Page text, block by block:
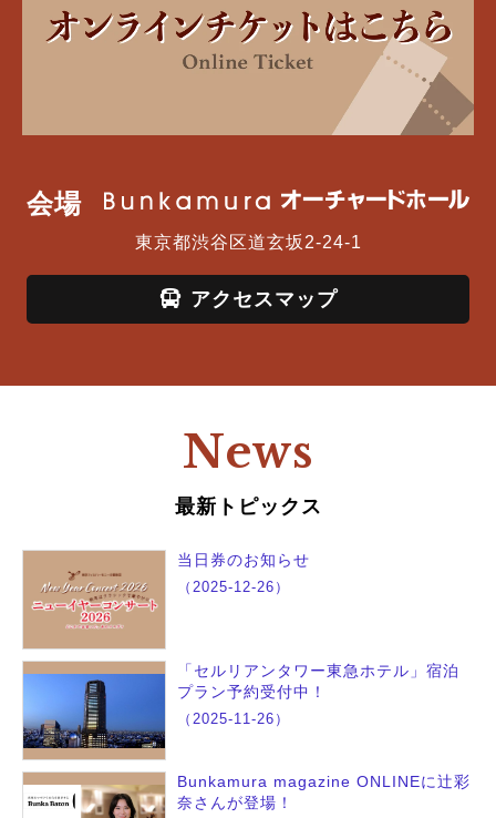
会場
東京都渋谷区道玄坂2-24-1
アクセスマップ
News
最新トピックス
当日券のお知らせ
（2025-12-26）
「セルリアンタワー東急ホテル」宿泊
プラン予約受付中！
（2025-11-26）
Bunkamura magazine ONLINEに辻彩
奈さんが登場！